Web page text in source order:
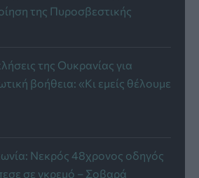
της Πυροσβεστικής
της Ουκρανίας για
βοήθεια: «Κι εμείς θέλουμε
Νεκρός 48χρονος οδηγός
σε γκρεμό – Σοβαρά